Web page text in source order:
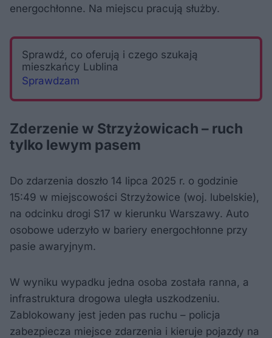
energochłonne. Na miejscu pracują służby.
Sprawdź, co oferują i czego szukają
mieszkańcy Lublina
Sprawdzam
Zderzenie w Strzyżowicach – ruch
tylko lewym pasem
Do zdarzenia doszło 14 lipca 2025 r. o godzinie
15:49 w miejscowości Strzyżowice (woj. lubelskie),
na odcinku drogi S17 w kierunku Warszawy. Auto
osobowe uderzyło w bariery energochłonne przy
pasie awaryjnym.
W wyniku wypadku jedna osoba została ranna, a
infrastruktura drogowa uległa uszkodzeniu.
Zablokowany jest jeden pas ruchu – policja
zabezpiecza miejsce zdarzenia i kieruje pojazdy na